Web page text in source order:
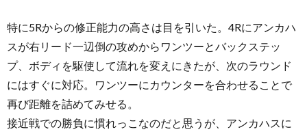
特に5Rからの修正能力の高さは目を引いた。4Rにアンカハ
スが右リード一辺倒の攻めからワンツーとバックステッ
プ、ボディを駆使して流れを変えにきたが、次のラウンド
にはすぐに対応。ワンツーにカウンターを合わせることで
再び距離を詰めてみせる。
接近戦での勝負に慣れっこなのだと思うが、アンカハスに